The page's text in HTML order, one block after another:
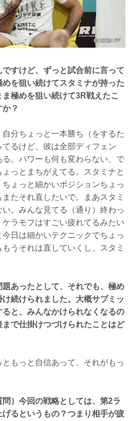
すけど、ずっと試合前に言って
を狙い続けてスタミナが持った
極めを狙い続けて3R戦えたこ
？
分ちょっと一本勝ち（をするた
るけど、彼は全部ディフェン
。パワーも何も変わらない、で
っとまちがえてる。スタミナと
ょっと細かいポジションちょっ
たそれ直したいで。まあスタミ
。みんな見てる（通り）終わっ
ラモフはすごい疲れてるみたい
日は細かいテクニックでちょっ
うそれは直していくし、スタミ
あったとして、それでも、極め
続けられました。大概サブミッ
と、みんなかけられなくなるの
で仕掛けつづけられたことはど
もっと自信あって、それがもっ
）今回の戦略としては、第2ラ
るというもの？つまり相手が疲